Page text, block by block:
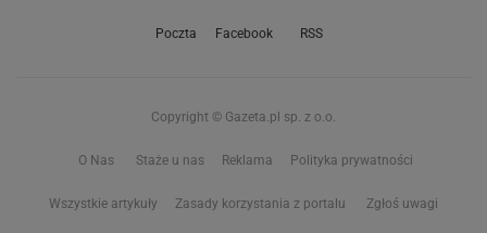
Poczta Facebook RSS
Copyright © Gazeta.pl sp. z o.o.
O Nas Staże u nas Reklama Polityka prywatności
Wszystkie artykuły Zasady korzystania z portalu Zgłoś uwagi